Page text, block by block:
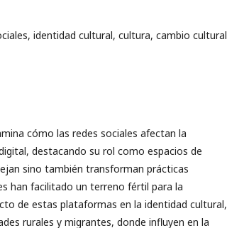
identidad cultural, cultura, cambio cultural
cómo las redes sociales afectan la
destacando su rol como espacios de
sino también transforman prácticas
han facilitado un terreno fértil para la
de estas plataformas en la identidad cultural,
rurales y migrantes, donde influyen en la